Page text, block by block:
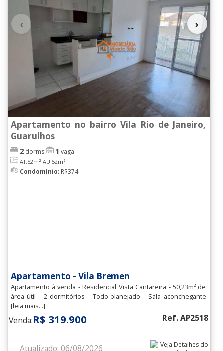
‹ ›
Apartamento no bairro Vila Rio de Janeiro,
Guarulhos
2 dorms 1 vaga
AT:52m² AU:52m²
Condomínio: R$374
Apartamento - Vila Bremen
Apartamento à venda - Residencial Vista Cantareira - 50,23m² de
área útil - 2 dormitórios - Todo planejado - Sala aconchegante
[leia mais...]
Venda:R$ 319.900 Ref. AP2518
Atualizado: 06/08/2026